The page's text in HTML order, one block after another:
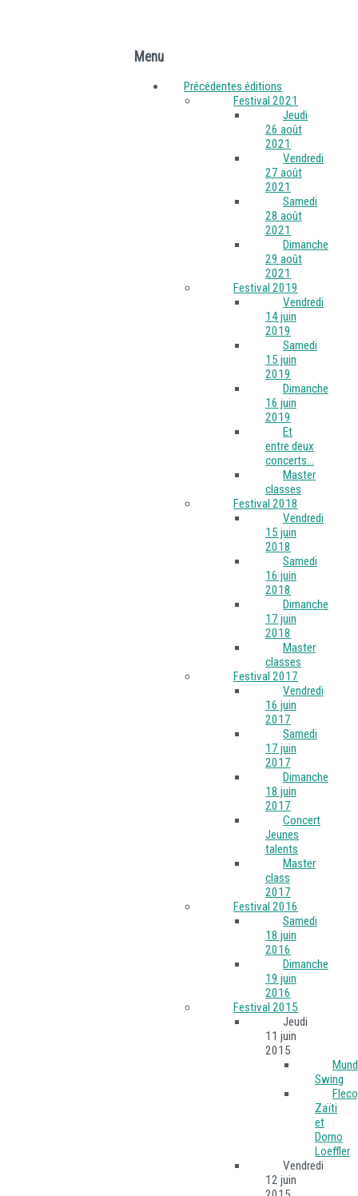
Menu
Précédentes éditions
Festival 2021
Jeudi
26 août
2021
Vendredi
27 août
2021
Samedi
28 août
2021
Dimanche
29 août
2021
Festival 2019
Vendredi
14 juin
2019
Samedi
15 juin
2019
Dimanche
16 juin
2019
Et
entre deux
concerts...
Master
classes
Festival 2018
Vendredi
15 juin
2018
Samedi
16 juin
2018
Dimanche
17 juin
2018
Master
classes
Festival 2017
Vendredi
16 juin
2017
Samedi
17 juin
2017
Dimanche
18 juin
2017
Concert
Jeunes
talents
Master
class
2017
Festival 2016
Samedi
18 juin
2016
Dimanche
19 juin
2016
Festival 2015
Jeudi
11 juin
2015
Swing
Zaïti
et
Dorno
Loeffler
Vendredi
12 juin